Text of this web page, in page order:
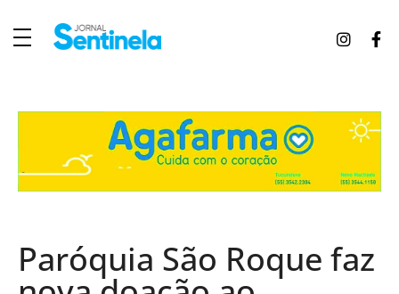
Paróquia São Roque faz